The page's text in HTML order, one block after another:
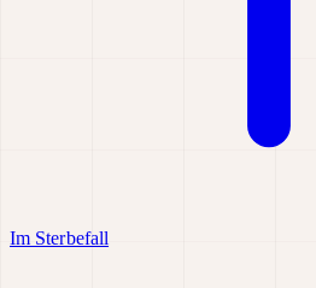
Im Sterbefall